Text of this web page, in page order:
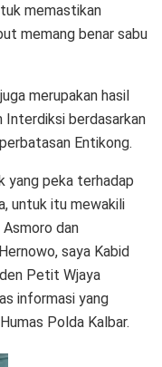
memastikan
memang benar sabu
merupakan hasil
Interdiksi berdasarkan
Entikong.
yang peka terhadap
untuk itu mewakili
dan
saya Kabid
Petit Wjaya
informasi yang
Polda Kalbar.